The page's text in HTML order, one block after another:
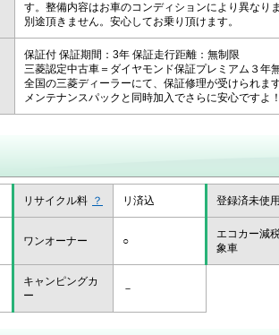
す。整備内容はお車のコンディションにより異なり
別途頂きません。安心してお乗り頂けます。
保証付 保証期間：3年 保証走行距離：無制限
三菱認定中古車＝ダイヤモンド保証プレミアム３年
全国の三菱ディーラーにて、保証修理が受けられま
メンテナンスパックと同時加入でさらに安心ですよ！
リサイクル料 ？ リ済込 登録済未使
ワンオーナー ○
エコカー減
象車
キャンピングカ
ー
－